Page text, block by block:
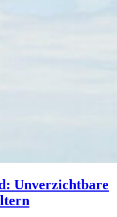
Unverzichtbare